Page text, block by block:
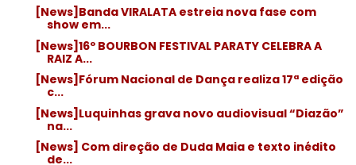
[News]Banda VIRALATA estreia nova fase com
show em...
[News]16º BOURBON FESTIVAL PARATY CELEBRA A
RAIZ A...
[News]Fórum Nacional de Dança realiza 17ª edição
c...
[News]Luquinhas grava novo audiovisual “Diazão”
na...
[News] Com direção de Duda Maia e texto inédito
de...